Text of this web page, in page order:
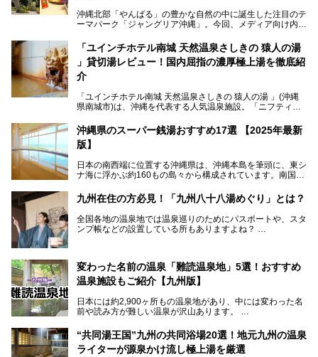
沖縄北部「やんばる」の豊かな自然の中に誕生した注目のテ
ーマパーク「ジャングリア沖縄」。今回、メディア向け内覧
グリアの全貌をお届けすべく、見どころや料金、アクセス方
法まで徹底解説していきます。
「ユインチホテル南城 天然温泉さしきの 猿人の湯
」貸切湯レビュー！国内屈指の濃厚極上湯を徹底紹
介
「ユインチホテル南城 天然温泉さしきの 猿人の湯 」(沖縄
県南城市)は、沖縄を代表する人気温泉施設。「ニフティ温
位を獲得し、平日・土日にかかわらず多くの常連客や温泉フ
ァンが訪れます。
ンに注目される存在。今回は貸切湯にスポットを当て、その
魅力を徹底解説します。
沖縄県のスーパー銭湯おすすめ17選 【2025年最新
版】
日本の南西端に位置する沖縄県は、沖縄本島を筆頭に、東シ
ナ海に浮かぶ約160もの島々から構成されています。南国な
ずの豊かな自然、独自の歴史や文化など、多くの人を惹きつ
けてやまない魅力あふれる観光県です。
そんな沖縄県のスーパー銭湯には、ホテル併設などリゾート
と同時に楽しめる施設が多くあります。日帰りでも旅行気分
九州在住の方必見！「九州八十八湯めぐり」とは？
全国各地の温泉地では温泉巡りのためにパスポートや、スタ
ンプ帳などの設置している所もありますよね？
な方ならぜひ参加してみたいスタンプラリーでしょう。
変わった名前の温泉「難読温泉地」5選！おすすめ
温泉施設もご紹介【九州版】
日本には約2,900ヶ所もの温泉地があり、中には変わった名
前や読み方が難しい温泉が沢山あります。
そこで日本各地にある「難読温泉地」を、地域ごとにクイズ
形式でご紹介。第５回目(最終回)である今回は、九州地方の
難読温泉地をピックアップしました。
“共同湯王国”九州の共同浴場20選！地元九州の温泉
ライターが源泉かけ流し極上湯を厳選